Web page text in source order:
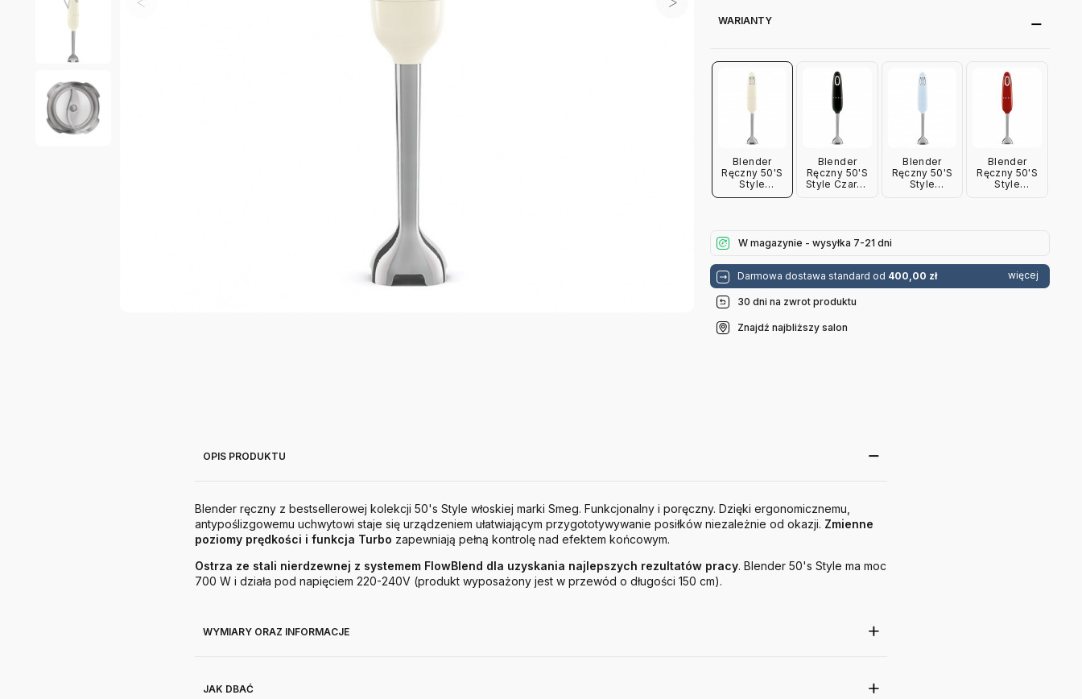
WARIANTY
Blender
Ręczny 50'S
Style
Kremowy
Blender
Ręczny 50'S
Style Czarny
Blender
Ręczny 50'S
Style
Blender
Ręczny 50'S
Style
W magazynie - wysyłka 7-21 dni
Darmowa dostawa standard od 400,00 zł więcej
30 dni na zwrot produktu
Znajdź najbliższy salon
OPIS PRODUKTU
Blender ręczny z bestsellerowej kolekcji 50's Style włoskiej marki Smeg. Funkcjonalny i poręczny. Dzięki ergonomicznemu,
antypoślizgowemu uchwytowi staje się urządzeniem ułatwiającym przygototywywanie posiłków niezależnie od okazji. Zmienne
poziomy prędkości i funkcja Turbo zapewniają pełną kontrolę nad efektem końcowym.
Ostrza ze stali nierdzewnej z systemem FlowBlend dla uzyskania najlepszych rezultatów pracy. Blender 50's Style ma moc
700 W i działa pod napięciem 220-240V (produkt wyposażony jest w przewód o długości 150 cm).
WYMIARY ORAZ INFORMACJE
JAK DBAĆ